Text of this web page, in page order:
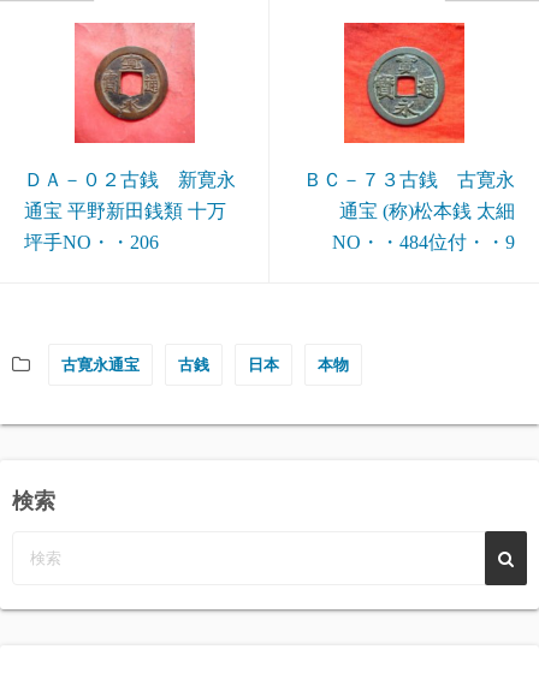
ＤＡ－０２古銭 新寛永
通宝 平野新田銭類 十万
坪手NO・・206
ＢＣ－７３古銭 古寛永
通宝 (称)松本銭 太細
NO・・484位付・・9
古寛永通宝 古銭 日本 本物
検索